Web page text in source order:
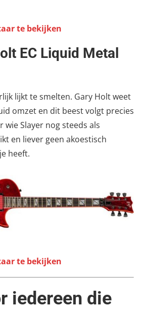
te bekijken
EC Liquid Metal
lijkt te smelten. Gary Holt weet
omzet en dit beest volgt precies
wie Slayer nog steeds als
en liever geen akoestisch
heeft.
te bekijken
iedereen die